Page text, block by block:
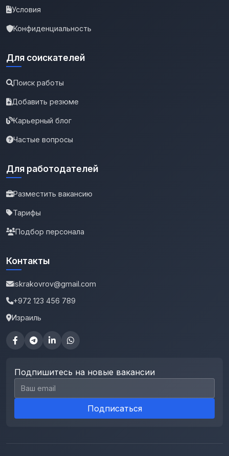
Условия
Конфиденциальность
Для соискателей
Поиск работы
Добавить резюме
Карьерный блог
Частые вопросы
Для работодателей
Разместить вакансию
Тарифы
Подбор персонала
Контакты
iskrakovrov@gmail.com
+972 123 456 789
Израиль
Подпишитесь на новые вакансии
Email для подписки
Подписаться